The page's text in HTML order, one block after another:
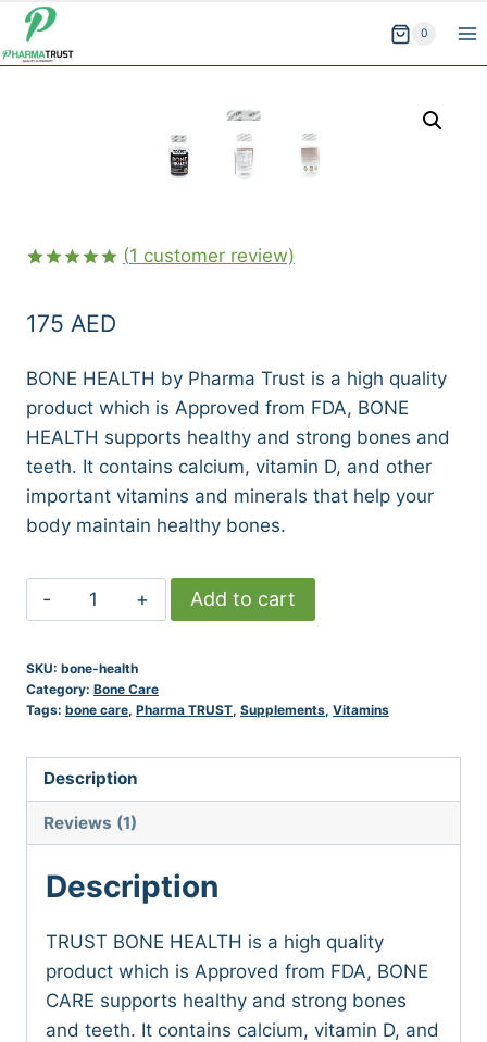
Skip
content
0
based on
customer
(1 customer review)
175 AED
BONE HEALTH by Pharma Trust is a high quality
product which is Approved from FDA, BONE
HEALTH supports healthy and strong bones and
teeth. It contains calcium, vitamin D, and other
important vitamins and minerals that help your
body maintain healthy bones.
BONE
HEALTH
Add to cart
SKU: bone-health
Category: Bone Care
Tags: bone care, Pharma TRUST, Supplements, Vitamins
Description
Reviews (1)
Description
TRUST BONE HEALTH is a high quality
product which is Approved from FDA, BONE
CARE supports healthy and strong bones
and teeth. It contains calcium, vitamin D, and